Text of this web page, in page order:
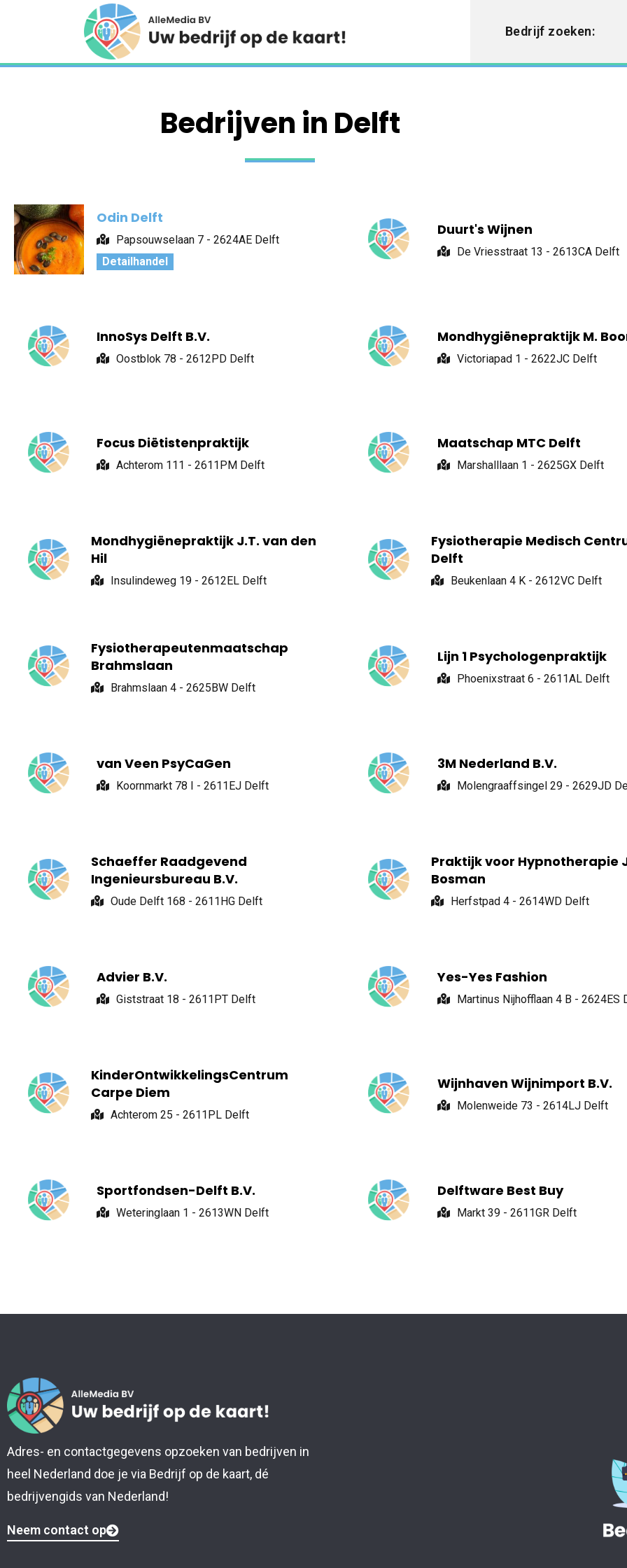
Bedrijf zoeken:
Bedrijven in Delft
Odin Delft
Papsouwselaan 7 - 2624AE Delft
Detailhandel
Duurt's Wijnen
De Vriesstraat 13 - 2613CA Delft
InnoSys Delft B.V.
Oostblok 78 - 2612PD Delft
Mondhygiënepraktijk M.
Victoriapad 1 - 2622JC Delft
Focus Diëtistenpraktijk
Achterom 111 - 2611PM Delft
Maatschap MTC Delft
Marshalllaan 1 - 2625GX Delft
Mondhygiënepraktijk J.T. van den
Hil
Insulindeweg 19 - 2612EL Delft
Fysiotherapie Medisch
Delft
Beukenlaan 4 K - 2612VC Delft
Fysiotherapeutenmaatschap
Brahmslaan
Brahmslaan 4 - 2625BW Delft
Lijn 1 Psychologenpraktijk
Phoenixstraat 6 - 2611AL Delft
van Veen PsyCaGen
Koornmarkt 78 I - 2611EJ Delft
3M Nederland B.V.
Molengraaffsingel 29 - 2629JD
Schaeffer Raadgevend
Ingenieursbureau B.V.
Oude Delft 168 - 2611HG Delft
Praktijk voor Hypnotherapie
Bosman
Herfstpad 4 - 2614WD Delft
Advier B.V.
Giststraat 18 - 2611PT Delft
Yes-Yes Fashion
Martinus Nijhofflaan 4 B - 2624ES
KinderOntwikkelingsCentrum
Carpe Diem
Achterom 25 - 2611PL Delft
Wijnhaven Wijnimport B.V.
Molenweide 73 - 2614LJ Delft
Sportfondsen-Delft B.V.
Weteringlaan 1 - 2613WN Delft
Delftware Best Buy
Markt 39 - 2611GR Delft
Adres- en contactgegevens opzoeken van bedrijven in
heel Nederland doe je via Bedrijf op de kaart, dé
bedrijvengids van Nederland!
Neem contact op